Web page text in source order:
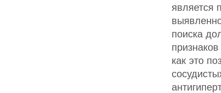
является
поиска
как это